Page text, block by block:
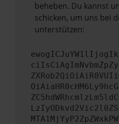
beheben. Du kannst
schicken, um uns bei
unterstützen: